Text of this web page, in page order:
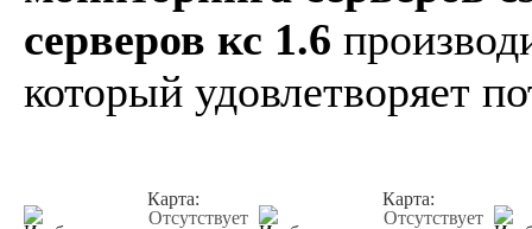
серверов кс 1.6
который удовлетворяет
Карта:
Отсутствует
Карта:
Отсутствует